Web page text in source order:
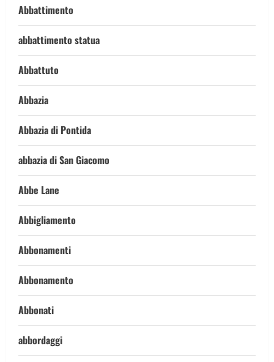
Abbattimento
abbattimento statua
Abbattuto
Abbazia
Abbazia di Pontida
abbazia di San Giacomo
Abbe Lane
Abbigliamento
Abbonamenti
Abbonamento
Abbonati
abbordaggi